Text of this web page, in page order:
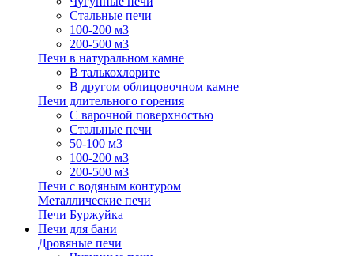
Стальные печи
100-200 м3
200-500 м3
Печи в натуральном камне
В талькохлорите
В другом облицовочном камне
Печи длительного горения
С варочной поверхностью
Стальные печи
50-100 м3
100-200 м3
200-500 м3
Печи с водяным контуром
Металлические печи
Печи Буржуйка
Печи для бани
Дровяные печи